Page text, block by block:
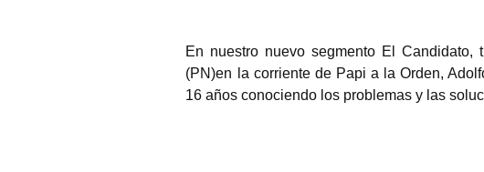
En nuestro nuevo segmento El Candidato,
(PN)en la corriente de Papi a la Orden,
16 años conociendo los problemas y las